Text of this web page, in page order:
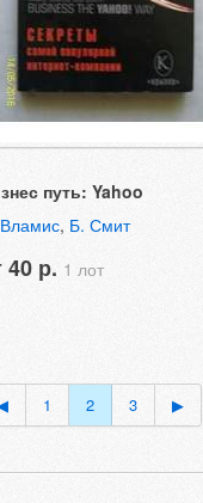
путь: Yahoo
, Б. Смит
40 р. 1 лот
1 2 3 ▶